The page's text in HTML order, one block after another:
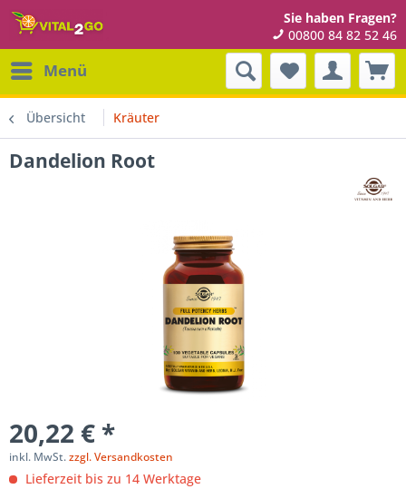
Sie haben Fragen?
00800 84 82 52 46
Menü
Übersicht Kräuter
Dandelion Root
20,22 € *
inkl. MwSt.zzgl. Versandkosten
Lieferzeit bis zu 14 Werktage